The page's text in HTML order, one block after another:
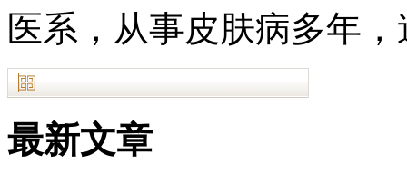
医系，从事皮肤病多年
最新文章